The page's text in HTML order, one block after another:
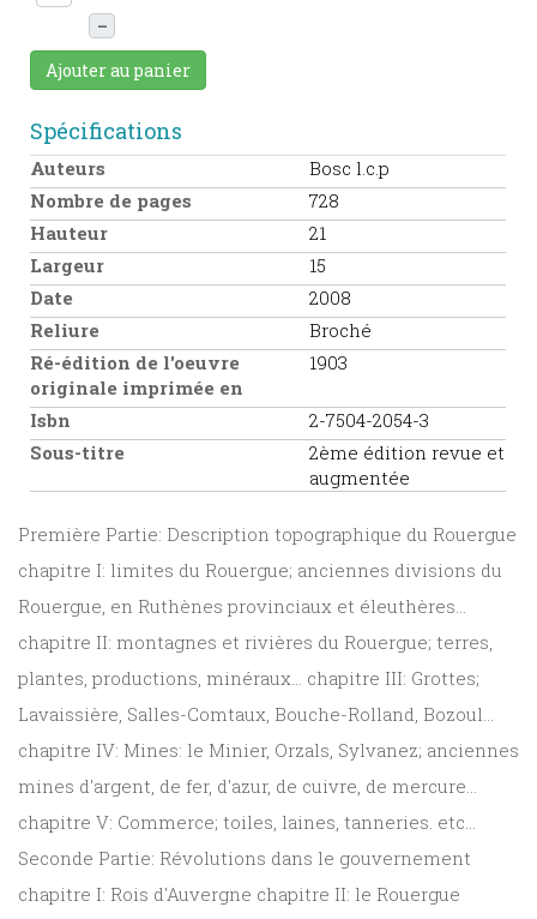
–
Ajouter au panier
Spécifications
Auteurs
Bosc l.c.p
Nombre de pages
728
Hauteur
21
Largeur
15
Date
2008
Reliure
Broché
Ré-édition de l'oeuvre
originale imprimée en
1903
Isbn
2-7504-2054-3
Sous-titre
2ème édition revue et
augmentée
Première Partie: Description topographique du Rouergue
chapitre I: limites du Rouergue; anciennes divisions du
Rouergue, en Ruthènes provinciaux et éleuthères...
chapitre II: montagnes et rivières du Rouergue; terres,
plantes, productions, minéraux... chapitre III: Grottes;
Lavaissière, Salles-Comtaux, Bouche-Rolland, Bozoul...
chapitre IV: Mines: le Minier, Orzals, Sylvanez; anciennes
mines d'argent, de fer, d'azur, de cuivre, de mercure...
chapitre V: Commerce; toiles, laines, tanneries. etc...
Seconde Partie: Révolutions dans le gouvernement
chapitre I: Rois d'Auvergne chapitre II: le Rouergue